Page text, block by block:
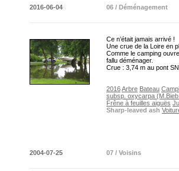
2016-06-04
06 / Déménagement
Ce n’était jamais arrivé !
Une crue de la Loire en
Comme le camping
fallu déménager.
Crue : 3,74 m au pont
2016Arbre Bateau
subsp. oxycarpa
Frêne à feuilles aiguës
Sharp-leaved ash
2004-07-25
07 / Voisins